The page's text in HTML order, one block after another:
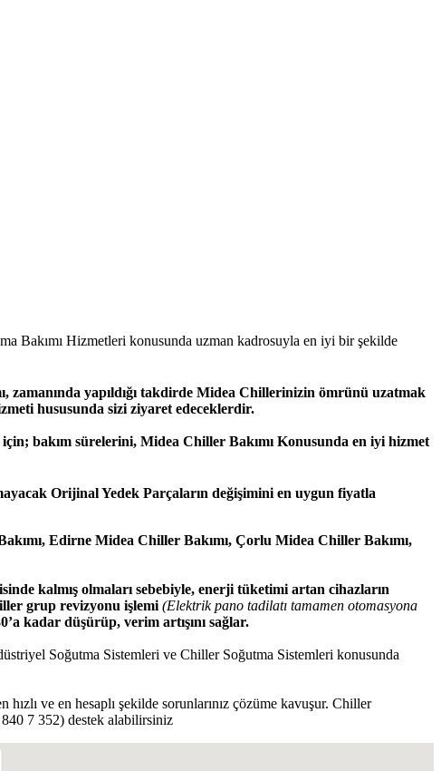
Bakımı Hizmetleri konusunda uzman kadrosuyla en iyi bir şekilde
zamanında yapıldığı takdirde Midea Chillerinizin ömrünü uzatmak
hususunda sizi ziyaret edeceklerdir.
bakım sürelerini, Midea Chiller Bakımı Konusunda en iyi hizmet
Orijinal Yedek Parçaların değişimini en uygun fiyatla
Edirne Midea Chiller Bakımı, Çorlu Midea Chiller Bakımı,
kalmış olmaları sebebiyle, enerji tüketimi artan cihazların
grup revizyonu işlemi (Elektrik pano tadilatı tamamen otomasyona
kadar düşürüp, verim artışını sağlar.
Soğutma Sistemleri ve Chiller Soğutma Sistemleri konusunda
ve en hesaplı şekilde sorunlarınız çözüme kavuşur. Chiller
7 352) destek alabilirsiniz